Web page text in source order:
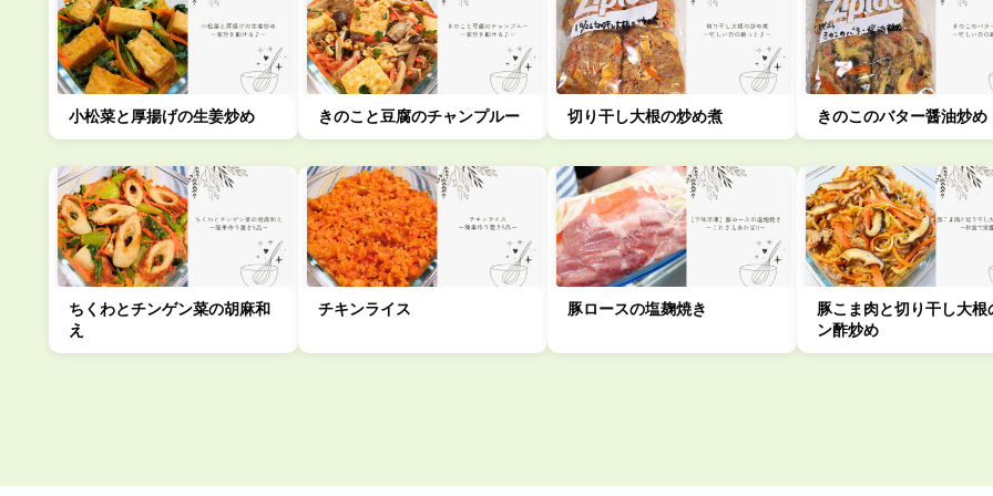
小松菜と厚揚げの生姜炒め きのこと豆腐のチャンプルー 切り干し大根の炒め煮 きのこのバター醤油炒め
ちくわとチンゲン菜の胡麻和
え
チキンライス 豚ロースの塩麹焼き
豚こま肉と切り干し大根
ン酢炒め